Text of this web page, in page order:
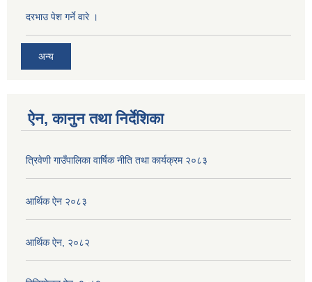
दरभाउ पेश गर्ने वारे ।
अन्य
ऐन, कानुन तथा निर्देशिका
त्रिवेणी गाउँपालिका वार्षिक नीति तथा कार्यक्रम २०८३
आर्थिक ऐन २०८३
आर्थिक ऐन, २०८२